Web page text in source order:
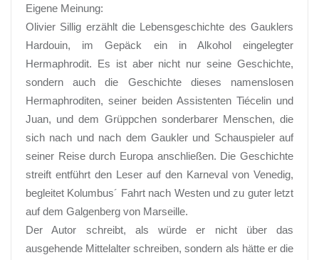
Eigene Meinung:
Olivier Sillig erzählt die Lebensgeschichte des Gauklers
Hardouin, im Gepäck ein in Alkohol eingelegter
Hermaphrodit. Es ist aber nicht nur seine Geschichte,
sondern auch die Geschichte dieses namenslosen
Hermaphroditen, seiner beiden Assistenten Tiécelin und
Juan, und dem Grüppchen sonderbarer Menschen, die
sich nach und nach dem Gaukler und Schauspieler auf
seiner Reise durch Europa anschließen. Die Geschichte
streift entführt den Leser auf den Karneval von Venedig,
begleitet Kolumbus´ Fahrt nach Westen und zu guter letzt
auf dem Galgenberg von Marseille.
Der Autor schreibt, als würde er nicht über das
ausgehende Mittelalter schreiben, sondern als hätte er die